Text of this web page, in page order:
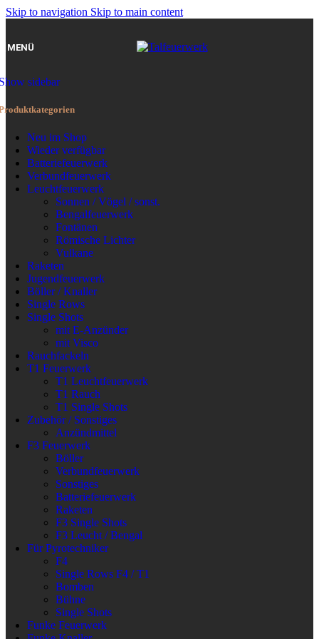
Skip to navigation Skip to main content
MENÜ
sidebar
Neu im Shop
Wieder verfügbar
Batteriefeuerwerk
Verbundfeuerwerk
Leuchtfeuerwerk
Sonnen / Vögel / sonst.
Bengalfeuerwerk
Fontänen
Römische Lichter
Vulkane
Raketen
Jugendfeuerwerk
Böller / Knaller
Single Rows
Single Shots
mit E-Anzünder
mit Visco
Rauchfackeln
T1 Feuerwerk
T1 Leuchtfeuerwerk
T1 Rauch
T1 Single Shots
Zubehör / Sonstiges
Anzündmittel
F3 Feuerwerk
Böller
Verbundfeuerwerk
Sonstiges
Batteriefeuerwerk
Raketen
F3 Single Shots
F3 Leucht / Bengal
Für Pyrotechniker
F4
Single Rows F4 / T1
Bomben
Bühne
Single Shots
Funke Feuerwerk